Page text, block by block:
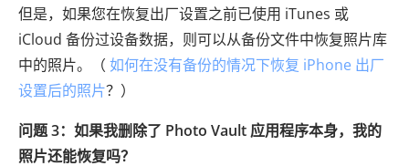
但是，如果您在恢复出厂设置之前已使用 iTunes 或
iCloud 备份过设备数据，则可以从备份文件中恢复照片库
中的照片。（ 如何在没有备份的情况下恢复 iPhone 出厂
设置后的照片？）
问题 3：如果我删除了 Photo Vault 应用程序本身，我的
照片还能恢复吗？